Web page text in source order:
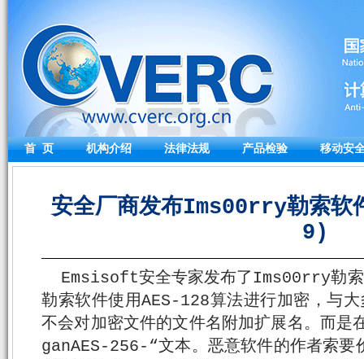
首 页 机构介绍 法律法规 产品检验 移动安
安全厂商发布Ims00rry勒索
9)
Emsisoft安全专家发布了Ims00rry勒
勒索软件使用AES-128算法进行加密，与
不会对加密文件的文件名附加扩展名。而
ganAES-256-“文本。恶意软件的作者索要